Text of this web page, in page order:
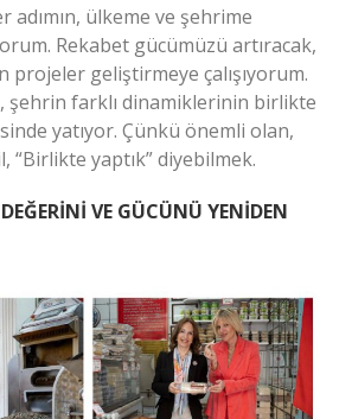
adımın, ülkeme ve şehrime
Rekabet gücümüzü artıracak,
projeler geliştirmeye çalışıyorum.
şehrin farklı dinamiklerinin birlikte
yatıyor. Çünkü önemli olan,
“Birlikte yaptık” diyebilmek.
VE GÜCÜNÜ YENİDEN